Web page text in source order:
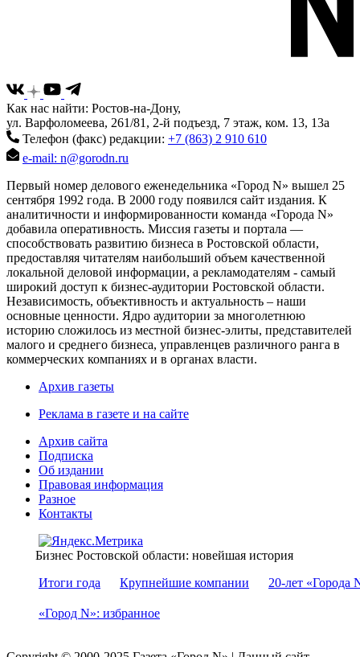
Как нас найти: Ростов-на-Дону,
ул. Варфоломеева, 261/81, 2-й подъезд, 7 этаж, ком. 13, 13а
Телефон (факс) редакции: +7 (863) 2 910 610
e-mail: n@gorodn.ru
Первый номер делового еженедельника «Город N» вышел 25
сентября 1992 года. В 2000 году появился сайт издания. К
аналитичности и информированности команда «Города N»
добавила оперативность. Миссия газеты и портала —
способствовать развитию бизнеса в Ростовской области,
предоставляя читателям наибольший объем качественной
локальной деловой информации, а рекламодателям - самый
широкий доступ к бизнес-аудитории Ростовской области.
Независимость, объективность и актуальность – наши
основные ценности. Ядро аудитории за многолетнюю
историю сложилось из местной бизнес-элиты, представителей
малого и среднего бизнеса, управленцев различного ранга в
коммерческих компаниях и в органах власти.
Архив газеты
Реклама в газете и на сайте
Архив сайта
Подписка
Об издании
Правовая информация
Разное
Контакты
Бизнес Ростовской области: новейшая история
Итоги года
Крупнейшие компании 20-лет «Города
«Город N»: избранное